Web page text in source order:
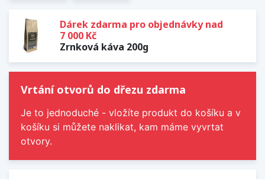
Dárek zdarma pro objednávky nad
7 000 Kč
Zrnková káva 200g
Vrtání otvorů do dřezu zdarma
Je to jednoduché - vložíte produkt do košíku a v
košíku si můžete naklikat, kam máme vyvrtat
otvory.